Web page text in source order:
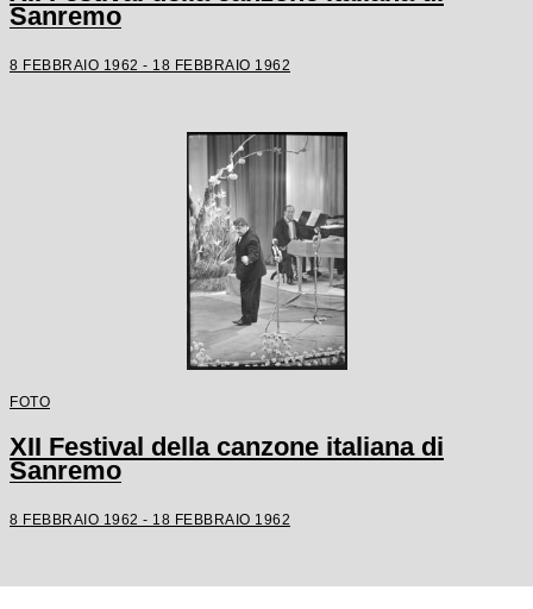
Sanremo
8 FEBBRAIO 1962 - 18 FEBBRAIO 1962
FOTO
XII Festival della canzone italiana di
Sanremo
8 FEBBRAIO 1962 - 18 FEBBRAIO 1962